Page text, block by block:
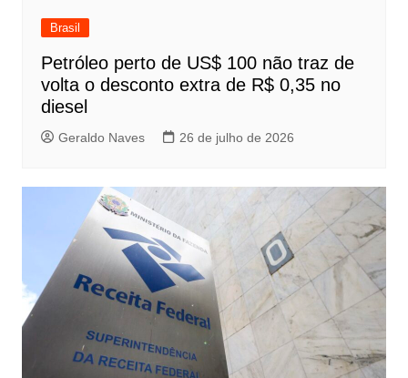
Brasil
Petróleo perto de US$ 100 não traz de
volta o desconto extra de R$ 0,35 no
diesel
Geraldo Naves 26 de julho de 2026